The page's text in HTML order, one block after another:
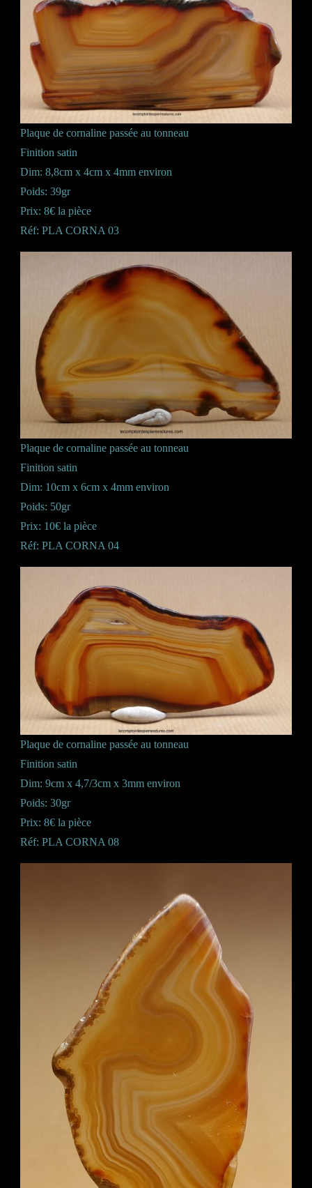
Plaque de cornaline passée au tonneau
Finition satin
Dim: 8,8cm x 4cm x 4mm environ
Poids: 39gr
Prix: 8€ la pièce
Réf: PLA CORNA 03
Plaque de cornaline passée au tonneau
Finition satin
Dim: 10cm x 6cm x 4mm environ
Poids: 50gr
Prix: 10€ la pièce
Réf: PLA CORNA 04
Plaque de cornaline passée au tonneau
Finition satin
Dim: 9cm x 4,7/3cm x 3mm environ
Poids: 30gr
Prix: 8€ la pièce
Réf: PLA CORNA 08